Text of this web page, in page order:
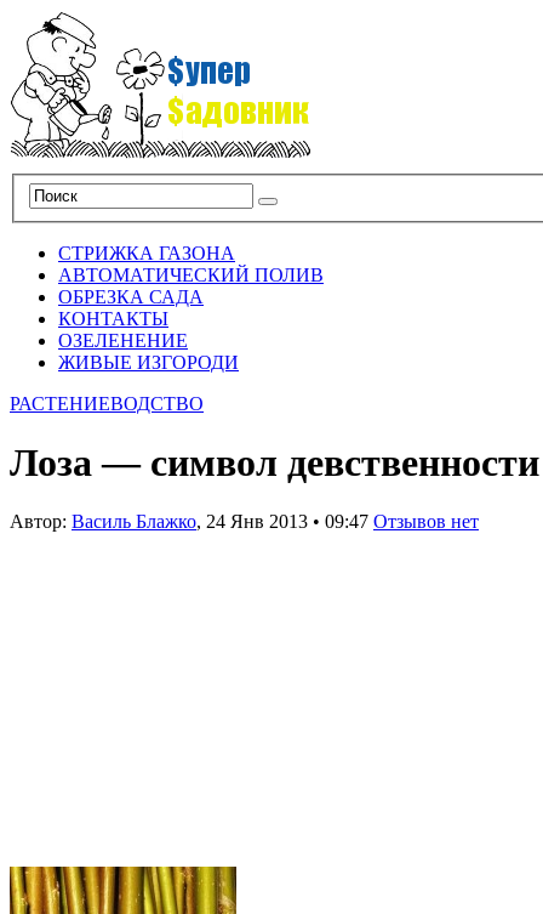
СТРИЖКА ГАЗОНА
АВТОМАТИЧЕСКИЙ ПОЛИВ
ОБРЕЗКА САДА
КОНТАКТЫ
ОЗЕЛЕНЕНИЕ
ЖИВЫЕ ИЗГОРОДИ
РАСТЕНИЕВОДСТВО
Лоза — символ девственности
Автор: Василь Блажко, 24 Янв 2013 • 09:47 Отзывов нет